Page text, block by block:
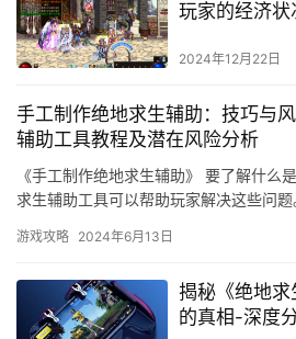
玩家的经济状
2024年12月22日
手工制作绝地求生辅助：技巧与
辅助工具教程及潜在风险分析
《手工制作绝地求生辅助》 要了解什么
求生辅助工具可以帮助玩家解决这些问
游戏攻略 2024年6月13日
揭秘《绝地
的真相-深度